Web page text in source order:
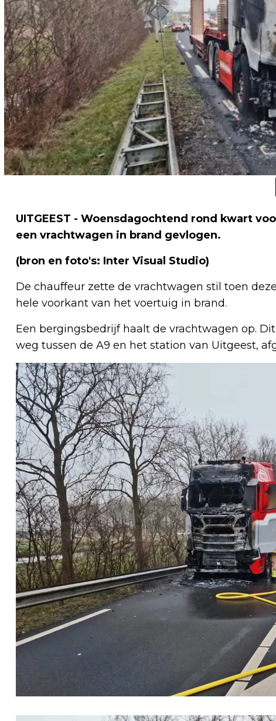
UITGEEST - Woensdagochtend rond kwart
een vrachtwagen in brand gevlogen.
(bron en foto's: Inter Visual Studio)
De chauffeur zette de vrachtwagen stil toen
hele voorkant van het voertuig in brand.
Een bergingsbedrijf haalt de vrachtwagen op.
weg tussen de A9 en het station van Uitgeest,